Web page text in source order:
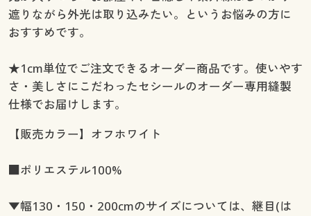
遮りながら外光は取り込みたい。というお悩みの方に
おすすめです。
★1cm単位でご注文できるオーダー商品です。使いやす
さ・美しさにこだわったセシールのオーダー専用縫製
仕様でお届けします。
【販売カラー】オフホワイト
■ポリエステル100%
▼幅130・150・200cmのサイズについては、継目(は